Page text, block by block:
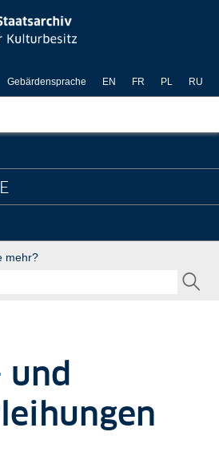
und
Gebärdensprache EN FR PL RU
mehr?
und